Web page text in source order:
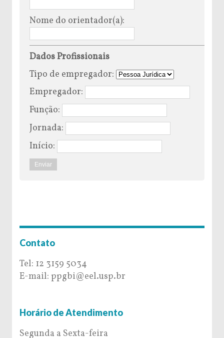
Nome do orientador(a):
Dados Profissionais
Tipo de empregador:
Empregador:
Função:
Jornada:
Início:
Contato
Tel: 12 3159 5034
E-mail: ppgbi@eel.usp.br
Horário de Atendimento
Segunda a Sexta-feira